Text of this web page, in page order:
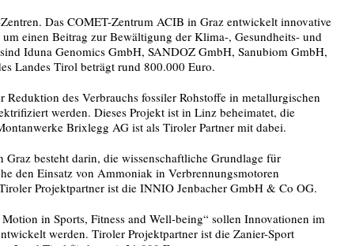
Das COMET-Zentrum ACIB in Graz entwickelt innovative
einen Beitrag zur Bewältigung der Klima-, Gesundheits- und
Iduna Genomics GmbH, SANDOZ GmbH, Sanubiom GmbH,
Landes Tirol beträgt rund 800.000 Euro.
des Verbrauchs fossiler Rohstoffe in metallurgischen
werden. Dieses Projekt ist in Linz beheimatet, die
Brixlegg AG ist als Tiroler Partner mit dabei.
besteht darin, die wissenschaftliche Grundlage für
den Einsatz von Ammoniak in Verbrennungsmotoren
Projektpartner ist die INNIO Jenbacher GmbH & Co OG.
in Sports, Fitness and Well-being“ sollen Innovationen im
werden. Tiroler Projektpartner ist die Zanier-Sport